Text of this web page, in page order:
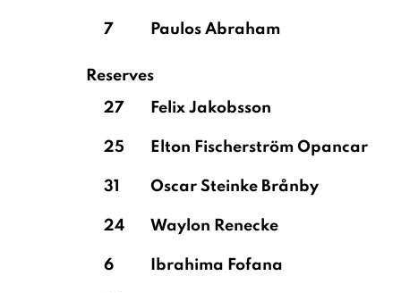
7 Paulos Abraham
Reserves
27
Felix Jakobsson
25 Elton Fischerström Opancar
31 Oscar Steinke Brånby
24 Waylon Renecke
6 Ibrahima Fofana